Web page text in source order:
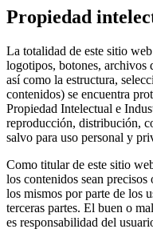
Propiedad
La totalidad de este sitio
logotipos, botones, archivos
así como la estructura,
contenidos) se encuentra
Propiedad Intelectual e
reproducción, distribución,
salvo para uso personal y
Como titular de este sitio
los contenidos sean
los mismos por parte de los
terceras partes. El buen o
es responsabilidad del